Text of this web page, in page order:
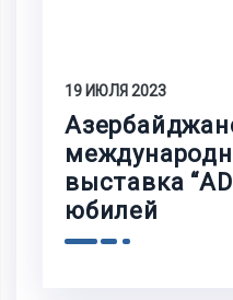
19 ИЮЛЯ 2023
выставка
юбилей